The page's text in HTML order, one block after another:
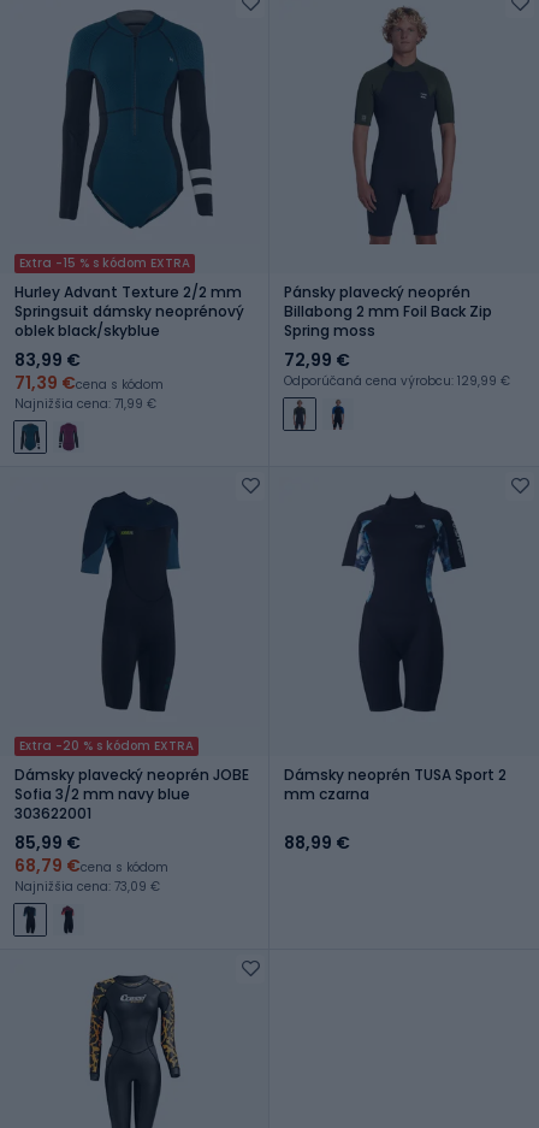
Extra -15 % s kódom EXTRA
Hurley Advant Texture 2/2 mm
Springsuit dámsky neoprénový
oblek black/skyblue
83,99 €
71,39 €cena s kódom
Najnižšia cena: 71,99 €
Pánsky plavecký neoprén
Billabong 2 mm Foil Back Zip
Spring moss
72,99 €
Odporúčaná cena výrobcu: 129,99 €
Extra -20 % s kódom EXTRA
Dámsky plavecký neoprén JOBE
Sofia 3/2 mm navy blue
303622001
85,99 €
68,79 €cena s kódom
Najnižšia cena: 73,09 €
Dámsky neoprén TUSA Sport 2
mm czarna
88,99 €